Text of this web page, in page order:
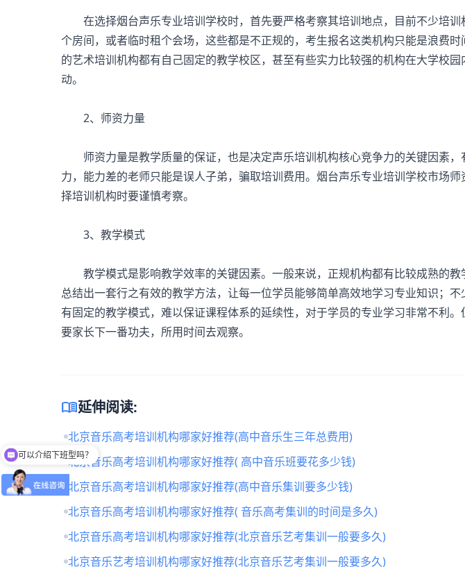
在选择烟台声乐专业培训学校时，首先要严格考察其培训地点，目前不少培训
个房间，或者临时租个会场，这些都是不正规的，考生报名这类机构只能是浪费
的艺术培训机构都有自己固定的教学校区，甚至有些实力比较强的机构在大学校
动。
2、师资力量
师资力量是教学质量的保证，也是决定声乐培训机构核心竞争力的关键因素，
力，能力差的老师只能是误人子弟，骗取培训费用。烟台声乐专业培训学校市场
择培训机构时要谨慎考察。
3、教学模式
教学模式是影响教学效率的关键因素。一般来说，正规机构都有比较成熟的教
总结出一套行之有效的教学方法，让每一位学员能够简单高效地学习专业知识；
有固定的教学模式，难以保证课程体系的延续性，对于学员的专业学习非常不利
要家长下一番功夫，所用时间去观察。
menu_book延伸阅读:
北京音乐高考培训机构哪家好推荐(高中音乐生三年总费用)
北京音乐高考培训机构哪家好推荐( 高中音乐班要花多少钱)
北京音乐高考培训机构哪家好推荐(高中音乐集训要多少钱)
北京音乐高考培训机构哪家好推荐( 音乐高考集训的时间是多久)
北京音乐高考培训机构哪家好推荐(北京音乐艺考集训一般要多久)
北京音乐艺考培训机构哪家好推荐(北京音乐艺考集训一般要多久)
可以介绍下班型吗？
你们是怎么收费的呢